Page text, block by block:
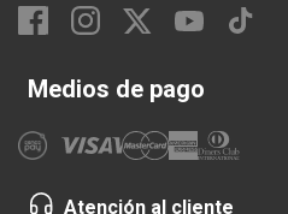
Medios de pago
Atención al cliente